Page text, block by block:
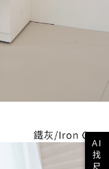
AI
找
尺